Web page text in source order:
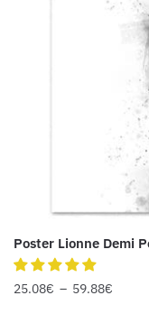
Poster Lionne Demi
25.08€ – 59.88€